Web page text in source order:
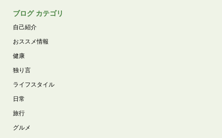
ブログ カテゴリ
自己紹介
おススメ情報
健康
独り言
ライフスタイル
日常
旅行
グルメ